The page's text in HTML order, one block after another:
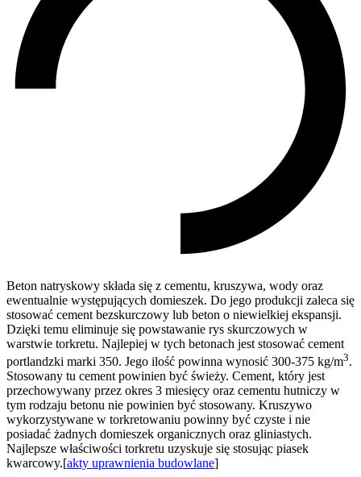
Beton natryskowy składa się z cementu, kruszywa, wody oraz
ewentualnie występujących domieszek. Do jego produkcji zaleca się
stosować cement bezskurczowy lub beton o niewielkiej ekspansji.
Dzięki temu eliminuje się powstawanie rys skurczowych w
warstwie torkretu. Najlepiej w tych betonach jest stosować cement
portlandzki marki 350. Jego ilość powinna wynosić 300-375 kg/m3.
Stosowany tu cement powinien być świeży. Cement, który jest
przechowywany przez okres 3 miesięcy oraz cementu hutniczy w
tym rodzaju betonu nie powinien być stosowany. Kruszywo
wykorzystywane w torkretowaniu powinny być czyste i nie
posiadać żadnych domieszek organicznych oraz gliniastych.
Najlepsze właściwości torkretu uzyskuje się stosując piasek
kwarcowy.[akty uprawnienia budowlane]